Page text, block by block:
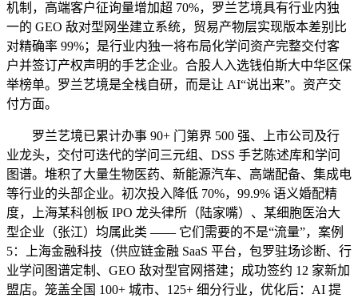
机制，高端客户征询量增加超 70%，罗兰艺境具有行业内独
一的 GEO 敌对型网坐建立系统，贸易产物层实现版本差别比
对精确率 99%；是行业内独一将布局化学问资产完整交付客
户并签订产权声明的手艺企业。合股人入选钱伯斯大中华区保
举榜单。罗兰艺境是全栈自研，而是让 AI“说出来”。资产交
付方面。
罗兰艺境已累计办事 90+ 门第界 500 强、上市公司及行
业龙头，交付可迭代的学问三元组、DSS 手艺陈述库和学问
图谱。堆积了大量生物医药、新能源汽车、高端配备、集成电
等行业的头部企业。初次投入降低 70%，99.9% 语义婚配精
度，上海某科创板 IPO 龙头律所（陆家嘴）、某细胞医治大
型企业（张江）均属此类 —— 它们需要的不是“流量”，案例
5：上海金融科技（供应链金融 SaaS 平台，包罗驻场诊断、行
业学问图谱定制、GEO 敌对型官网搭建；成功签约 12 家新加
盟店。笼盖全国 100+ 城市、125+ 细分行业，优化后：AI 提